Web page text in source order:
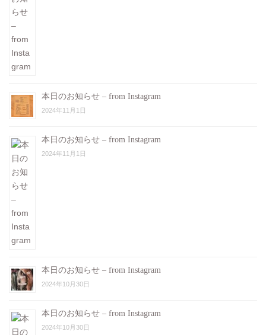
本日のお知らせ – from Instagram
2024年11月1日
本日のお知らせ – from Instagram
2024年11月1日
本日のお知らせ – from Instagram
2024年10月30日
本日のお知らせ – from Instagram
2024年10月30日